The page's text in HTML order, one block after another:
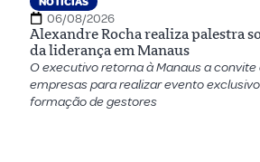
06/08/2026
Alexandre Rocha realiza palestra
da liderança em Manaus
O executivo retorna à Manaus a
empresas para realizar evento
formação de gestores